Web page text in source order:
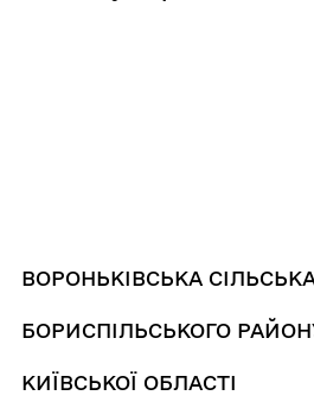
ВОРОНЬКІВСЬКА
БОРИСПІЛЬСЬКОГО
КИЇВСЬКОЇ ОБЛАСТІ